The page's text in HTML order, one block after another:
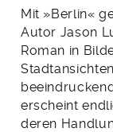
Mit »Berlin«
Autor Jason
Roman in
erscheint
deren